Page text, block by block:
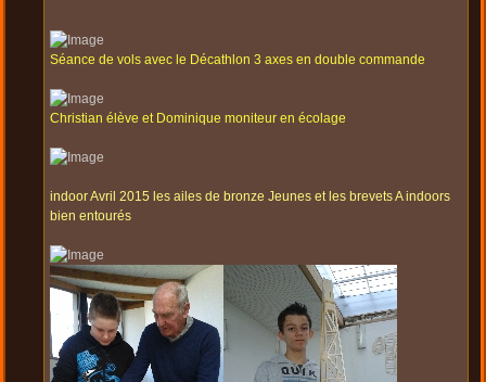
Séance de vols avec le Décathlon 3 axes en double commande
Christian élève et Dominique moniteur en écolage
indoor Avril 2015 les ailes de bronze Jeunes et les brevets A indoors
bien entourés